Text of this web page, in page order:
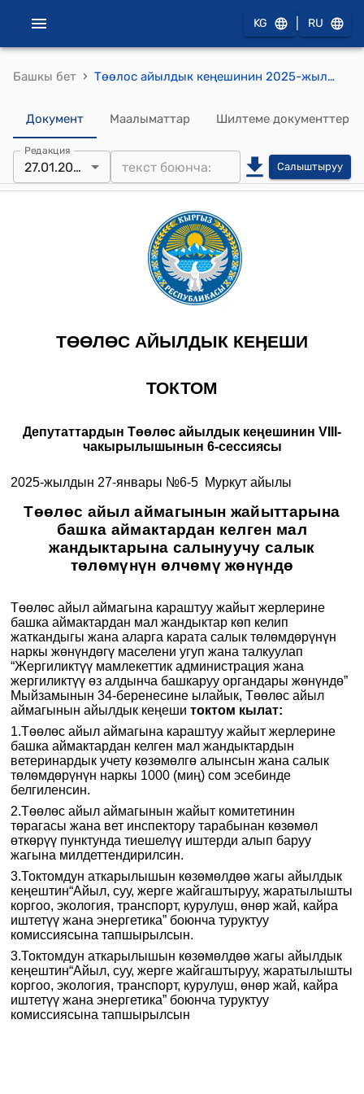
KG RU
Башкы бет › Төөлос айылдык кеңешинин 2025-жылдын 27-январындагы №6-5 Төөлөс айыл аймагынын жайыттарына башка аймактардан келген мал жандыктарына салынуучу салык төлөмүнүн өлчөмү жөнүндө токтому
Документ Маалыматтар Шилтеме документтер
Редакция
27.01.2025 Салыштыруу